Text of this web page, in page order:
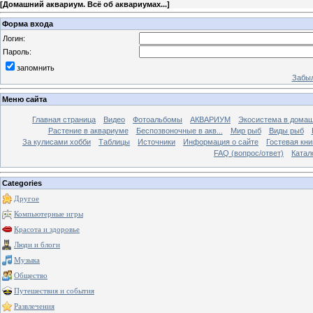
[Домашний аквариум. Всё об аквариумах...]
Форма входа
Логин:
Пароль:
запомнить
Меню сайта
Главная страница Видео Фотоальбомы АКВАРИУМ
Экосистема в
Растение в аквариуме
Беспозвоночные в акв... Мир рыб Виды рыб
За кулисами хобби
Таблицы Источники Информация о сайте
Гостевая
FAQ (вопрос/ответ)
Categories
Другое
Компьютерные игры
Красота и здоровье
Люди и блоги
Музыка
Общество
Путешествия и события
Развлечения